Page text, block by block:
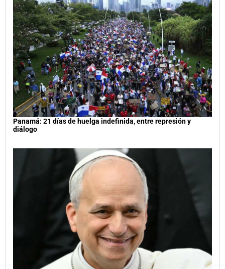
Panamá: 21 días de huelga indefinida, entre represión y
diálogo